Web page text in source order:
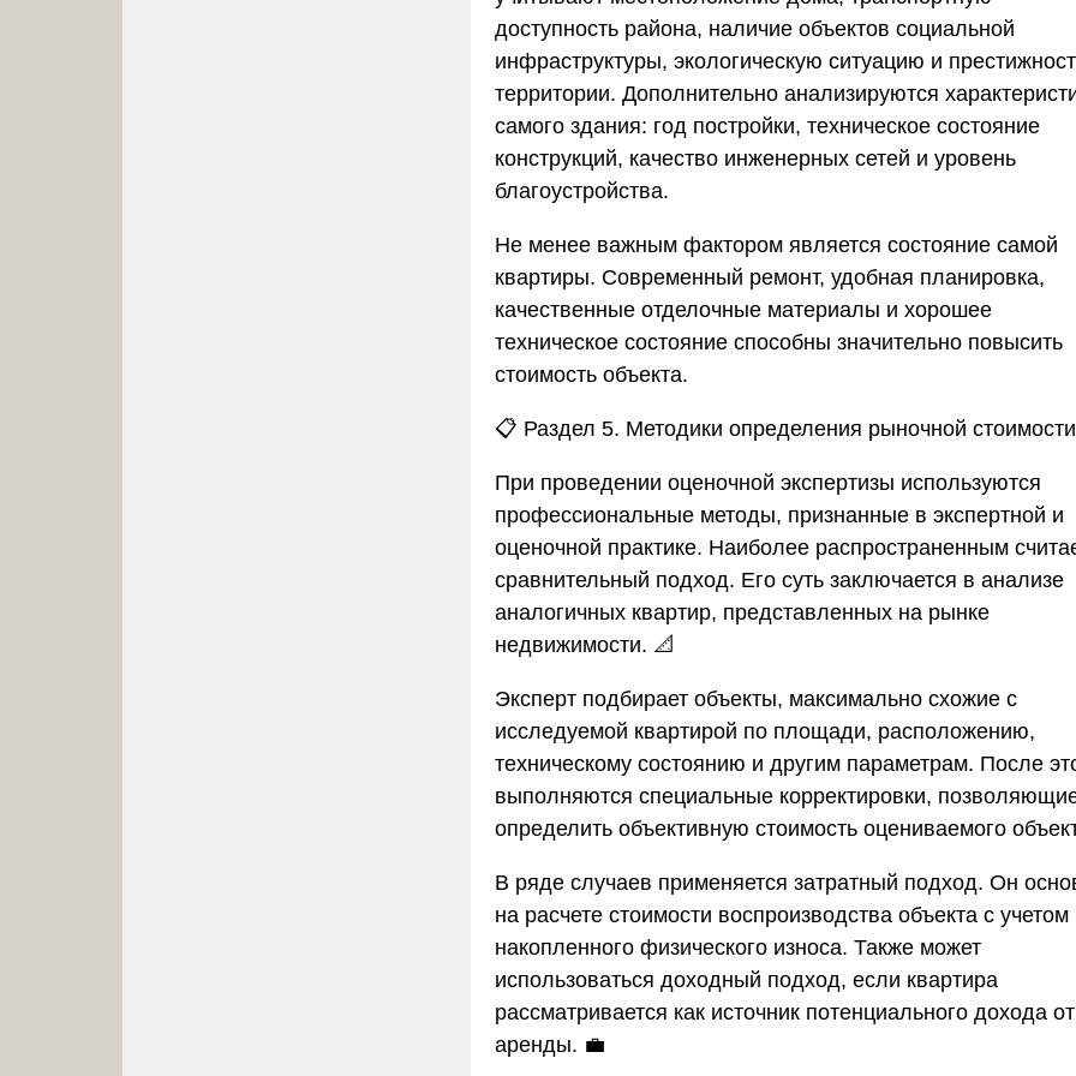
доступность района, наличие объектов социальной
инфраструктуры, экологическую ситуацию и
территории. Дополнительно анализируются
самого здания: год постройки, техническое состояние
конструкций, качество инженерных сетей и уровень
благоустройства.
Не менее важным фактором является состояние самой
квартиры. Современный ремонт, удобная планировка,
качественные отделочные материалы и хорошее
техническое состояние способны значительно повысить
стоимость объекта.
📋 Раздел 5. Методики определения рыночной стоимости
При проведении оценочной экспертизы используются
профессиональные методы, признанные в экспертной и
оценочной практике. Наиболее распространенным
сравнительный подход. Его суть заключается в анализе
аналогичных квартир, представленных на рынке
недвижимости. 📐
Эксперт подбирает объекты, максимально схожие с
исследуемой квартирой по площади, расположению,
техническому состоянию и другим параметрам. После
выполняются специальные корректировки,
определить объективную стоимость оцениваемого
В ряде случаев применяется затратный подход. Он
на расчете стоимости воспроизводства объекта с учетом
накопленного физического износа. Также может
использоваться доходный подход, если квартира
рассматривается как источник потенциального дохода от
аренды. 💼